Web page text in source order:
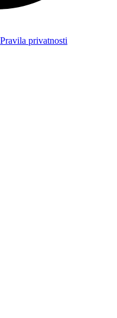
Pravila privatnosti